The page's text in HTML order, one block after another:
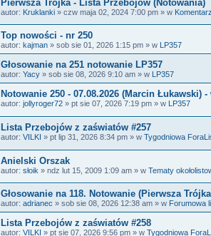
Pierwsza Trójka - Lista Przebojów (Notowania)
autor: Kruklanki » czw maja 02, 2024 7:00 pm » w
Top nowości - nr 250
autor: kajman » sob sie 01, 2026 1:15 pm » w LP357
Głosowanie na 251 notowanie LP357
autor: Yacy » sob sie 08, 2026 9:10 am » w LP357
Notowanie 250 - 07.08.2026 (Marcin Łukawski)
autor: jollyroger72 » pt sie 07, 2026 7:19 pm » w LP357
Lista Przebojów z zaświatów #257
autor: VILKI » pt lip 31, 2026 8:34 pm » w Tygodniowa
Anielski Orszak
autor: słoik » ndz lut 15, 2009 1:09 am » w Tematy
Głosowanie na 118. Notowanie (Pierwsza
autor: adrianec » sob sie 08, 2026 12:38 am » w Forumowa
Lista Przebojów z zaświatów #258
autor: VILKI » pt sie 07, 2026 9:56 pm » w Tygodniowa